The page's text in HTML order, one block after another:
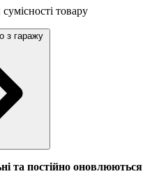
товару
з гаражу
та постійно оновлюються